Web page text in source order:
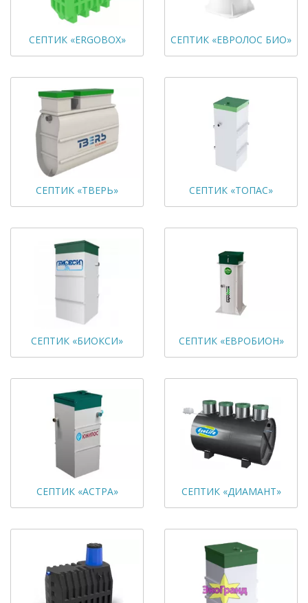
СЕПТИК «ERGOBOX» СЕПТИК «ЕВРОЛОС БИО»
СЕПТИК «ТВЕРЬ» СЕПТИК «ТОПАС»
СЕПТИК «БИОКСИ» СЕПТИК «ЕВРОБИОН»
СЕПТИК «АСТРА» СЕПТИК «ДИАМАНТ»